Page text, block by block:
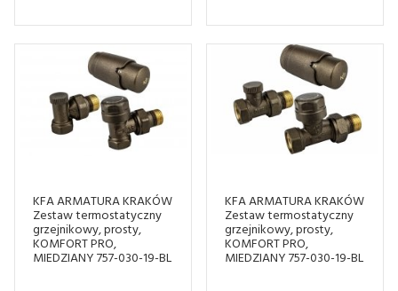
KFA ARMATURA KRAKÓW
Zestaw termostatyczny
grzejnikowy, prosty,
KOMFORT PRO,
MIEDZIANY 757-030-19-BL
KFA ARMATURA KRAKÓW
Zestaw termostatyczny
grzejnikowy, prosty,
KOMFORT PRO,
MIEDZIANY 757-030-19-BL